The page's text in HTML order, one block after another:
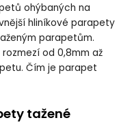
ohýbaných na
hliníkové parapety
parapetům.
od 0,8mm až
Čím je parapet
tažené